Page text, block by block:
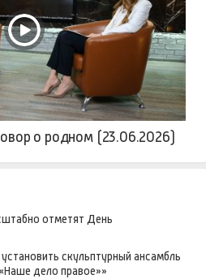
о родном (23.06.2026)
отметят День
скульптурный ансамбль
дело правое»»